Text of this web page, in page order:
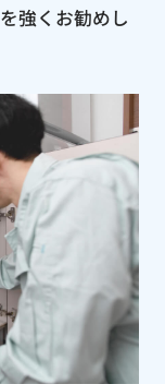
強くお勧めし